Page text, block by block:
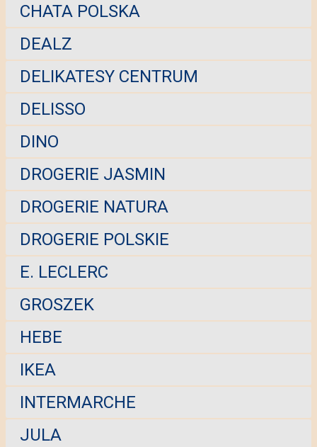
CHATA POLSKA
DEALZ
DELIKATESY CENTRUM
DELISSO
DINO
DROGERIE JASMIN
DROGERIE NATURA
DROGERIE POLSKIE
E. LECLERC
GROSZEK
HEBE
IKEA
INTERMARCHE
JULA